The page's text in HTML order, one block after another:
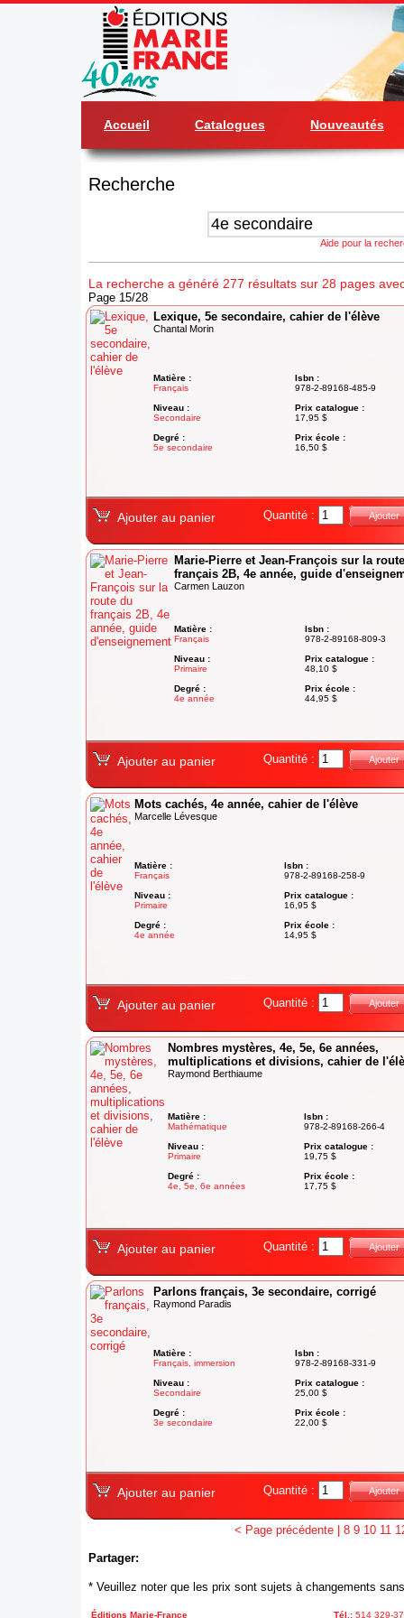
Accueil Catalogues Nouveautés
Recherche
Aide pour la
La recherche a généré 277 résultats sur 28 pages
Page 15/28
Lexique, 5e secondaire, cahier de l'élève
Chantal Morin
Matière :
Français
Niveau :
Secondaire
Degré :
5e secondaire
Isbn :
978-2-89168-485-9
Prix catalogue :
17,95 $
Prix école :
16,50 $
Ajouter au panier Quantité : Ajouter
Marie-Pierre et Jean-François sur la
français 2B, 4e année, guide
Carmen Lauzon
Matière :
Français
Niveau :
Primaire
Degré :
4e année
Isbn :
978-2-89168-809-3
Prix catalogue :
48,10 $
Prix école :
44,95 $
Ajouter au panier Quantité : Ajouter
Mots cachés, 4e année, cahier de l'élève
Marcelle Lévesque
Matière :
Français
Niveau :
Primaire
Degré :
4e année
Isbn :
978-2-89168-258-9
Prix catalogue :
16,95 $
Prix école :
14,95 $
Ajouter au panier Quantité : Ajouter
Nombres mystères, 4e, 5e, 6e années,
multiplications et divisions, cahier de
Raymond Berthiaume
Matière :
Mathématique
Niveau :
Primaire
Degré :
4e, 5e, 6e années
Isbn :
978-2-89168-266-4
Prix catalogue :
19,75 $
Prix école :
17,75 $
Ajouter au panier Quantité : Ajouter
Parlons français, 3e secondaire, corrigé
Raymond Paradis
Matière :
Français, immersion
Niveau :
Secondaire
Degré :
3e secondaire
Isbn :
978-2-89168-331-9
Prix catalogue :
25,00 $
Prix école :
22,00 $
Ajouter au panier Quantité : Ajouter
< Page précédente 8 9 10 11
Partager:
* Veuillez noter que les prix sont sujets à changements
Éditions Marie-France Tél.: 514 329-